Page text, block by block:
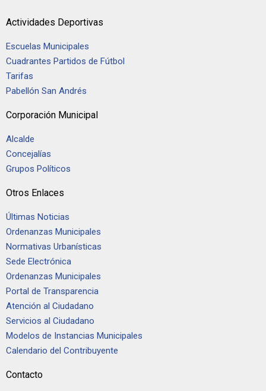
Actividades Deportivas
Escuelas Municipales
Cuadrantes Partidos de Fútbol
Tarifas
Pabellón San Andrés
Corporación Municipal
Alcalde
Concejalías
Grupos Políticos
Otros Enlaces
Últimas Noticias
Ordenanzas Municipales
Normativas Urbanísticas
Sede Electrónica
Ordenanzas Municipales
Portal de Transparencia
Atención al Ciudadano
Servicios al Ciudadano
Modelos de Instancias Municipales
Calendario del Contribuyente
Contacto